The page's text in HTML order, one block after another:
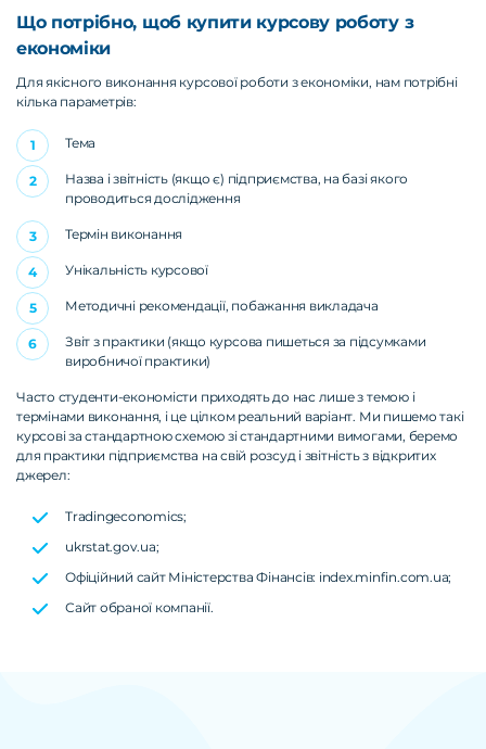
Що потрібно, щоб купити курсову роботу з
економіки
Для якісного виконання курсової роботи з економіки, нам потрібні
кілька параметрів:
Тема
Назва і звітність (якщо є) підприємства, на базі якого
проводиться дослідження
Термін виконання
Унікальність курсової
Методичні рекомендації, побажання викладача
Звіт з практики (якщо курсова пишеться за підсумками
виробничої практики)
Часто студенти-економісти приходять до нас лише з темою і
термінами виконання, і це цілком реальний варіант. Ми пишемо такі
курсові за стандартною схемою зі стандартними вимогами, беремо
для практики підприємства на свій розсуд і звітність з відкритих
джерел:
Tradingeconomics;
ukrstat.gov.ua;
Офіційний сайт Міністерства Фінансів: index.minfin.com.ua;
Сайт обраної компанії.